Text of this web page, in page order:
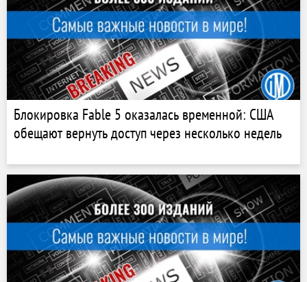
Блокировка Fable 5 оказалась временной: США
обещают вернуть доступ через несколько недель